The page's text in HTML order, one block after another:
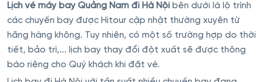
Lịch vé máy bay Quảng Nam đi Hà Nội bên dưới là lộ trình
các chuyến bay được Hitour cập nhật thường xuyên từ
hãng hàng không. Tuy nhiên, có một số trường hợp do thời
tiết, bảo trì,... lịch bay thay đổi đột xuất sẽ được thông
báo riêng cho Quý khách khi đặt vé.